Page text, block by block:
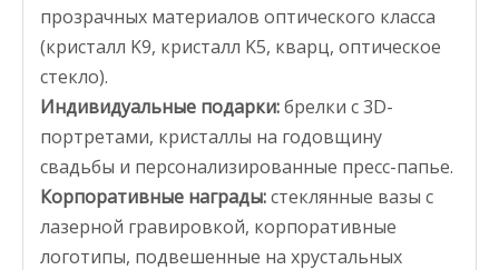
прозрачных материалов оптического класса
(кристалл K9, кристалл K5, кварц, оптическое
стекло).
Индивидуальные подарки:брелки с 3D-
портретами, кристаллы на годовщину
свадьбы и персонализированные пресс-папье.
Корпоративные награды:стеклянные вазы с
лазерной гравировкой, корпоративные
логотипы, подвешенные на хрустальных